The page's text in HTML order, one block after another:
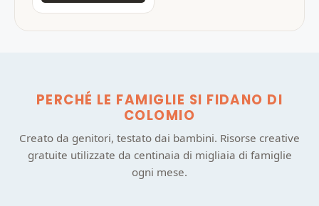
PERCHÉ LE FAMIGLIE SI FIDANO DI
COLOMIO
Creato da genitori, testato dai bambini. Risorse creative
gratuite utilizzate da centinaia di migliaia di famiglie
ogni mese.